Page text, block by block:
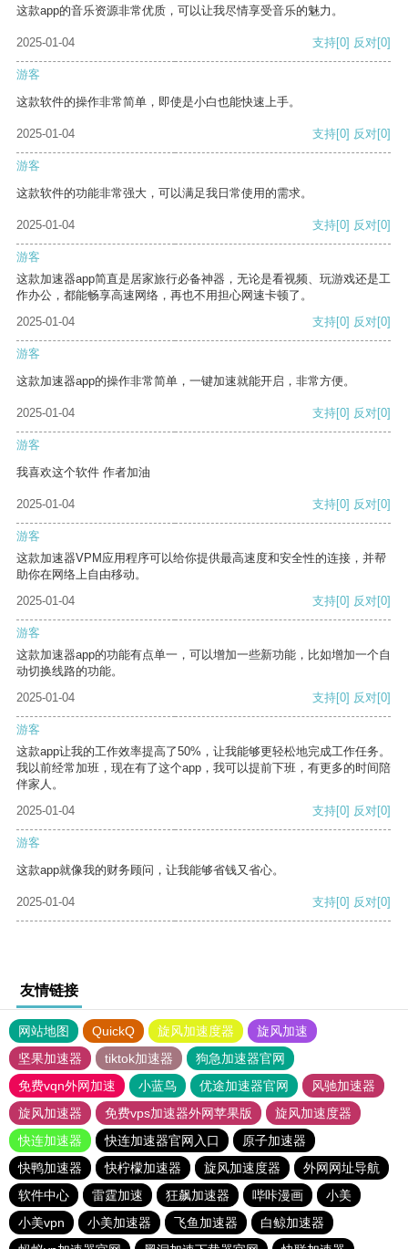
这款app的音乐资源非常优质，可以让我尽情享受音乐的魅力。
2025-01-04 支持[0] 反对[0]
游客
这款软件的操作非常简单，即使是小白也能快速上手。
2025-01-04 支持[0] 反对[0]
游客
这款软件的功能非常强大，可以满足我日常使用的需求。
2025-01-04 支持[0] 反对[0]
游客
这款加速器app简直是居家旅行必备神器，无论是看视频、玩游戏还是工
作办公，都能畅享高速网络，再也不用担心网速卡顿了。
2025-01-04
支持[0] 反对[0]
游客
这款加速器app的操作非常简单，一键加速就能开启，非常方便。
2025-01-04 支持[0] 反对[0]
游客
我喜欢这个软件 作者加油
2025-01-04 支持[0] 反对[0]
游客
这款加速器VPM应用程序可以给你提供最高速度和安全性的连接，并帮
助你在网络上自由移动。
2025-01-04
支持[0] 反对[0]
游客
这款加速器app的功能有点单一，可以增加一些新功能，比如增加一个自
动切换线路的功能。
2025-01-04
支持[0] 反对[0]
游客
这款app让我的工作效率提高了50%，让我能够更轻松地完成工作任务。
我以前经常加班，现在有了这个app，我可以提前下班，有更多的时间陪
伴家人。
2025-01-04
支持[0] 反对[0]
游客
这款app就像我的财务顾问，让我能够省钱又省心。
2025-01-04 支持[0] 反对[0]
友情链接
网站地图 QuickQ 旋风加速度器
旋风加速
坚果加速器
tiktok加速器
狗急加速器官网
免费vqn外网加速
小蓝鸟 优途加速器官网
风驰加速器
旋风加速器
免费vps加速器外网苹果版
旋风加速度器
快连加速器
快连加速器官网入口
原子加速器
快鸭加速器
快柠檬加速器 旋风加速度器
外网网址导航
软件中心
雷霆加速 狂飙加速器 哔咔漫画
小美
小美vpn
小美加速器 飞鱼加速器
白鲸加速器